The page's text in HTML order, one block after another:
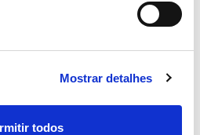
Mostrar detalhes
todos
que